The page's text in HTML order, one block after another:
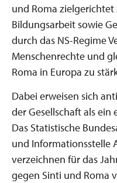
und Roma
Bildungsarbeit sowie
durch das NS-Regime
Menschenrechte und
Roma in Europa zu
Dabei erweisen sich
der Gesellschaft als
Das Statistische
und Informationsstelle
verzeichnen für das
gegen Sinti und Roma